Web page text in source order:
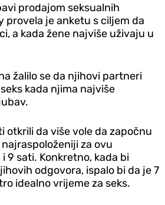
prodajom seksualnih
provela je anketu s ciljem da
a kada žene najviše uživaju u
žalilo se da njihovi partneri
kada njima najviše
otkrili da više vole da započnu
za ovu
9 sati. Konkretno, kada bi
odgovora, ispalo bi da je 7
idealno vrijeme za seks.